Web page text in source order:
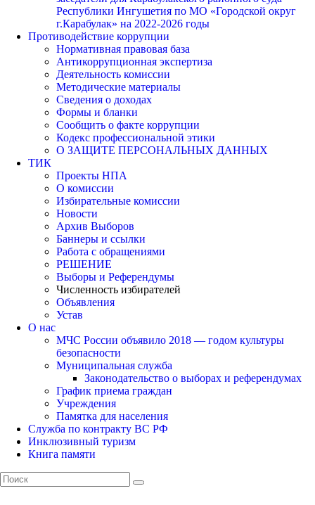
Республики Ингушетия по МО «Городской округ
г.Карабулак» на 2022-2026 годы
Противодействие коррупции
Нормативная правовая база
Антикоррупционная экспертиза
Деятельность комиссии
Методические материалы
Сведения о доходах
Формы и бланки
Сообщить о факте коррупции
Кодекс профессиональной этики
О ЗАЩИТЕ ПЕРСОНАЛЬНЫХ ДАННЫХ
ТИК
Проекты НПА
О комиссии
Избирательные комиссии
Новости
Архив Выборов
Баннеры и ссылки
Работа с обращениями
РЕШЕНИЕ
Выборы и Референдумы
Численность избирателей
Объявления
Устав
О нас
МЧС России объявило 2018 — годом культуры
безопасности
Муниципальная служба
Законодательство о выборах и референдумах
График приема граждан
Учреждения
Памятка для населения
Служба по контракту ВС РФ
Инклюзивный туризм
Книга памяти